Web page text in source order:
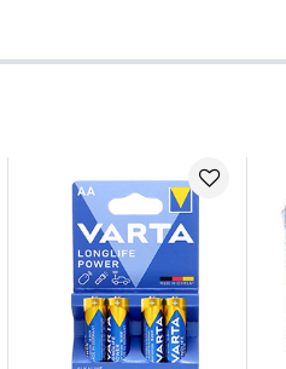
die jeweilige Trefferlage verfügt
erfolgt über zwei AA
Ein praktischer QD-
Zustand.
20 - 22 mm Picatinny-,
Hierfür ist im
integriert, die
Positionierung auf
/ Mignon Batterien betrieben -
enthalten.